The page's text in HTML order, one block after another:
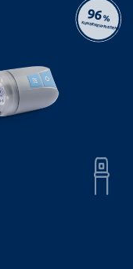
96%
KUNDENZUFRIEDENHEIT